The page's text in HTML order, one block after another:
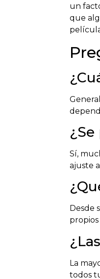
un
que
Sí,
ajuste
Desde
La
todos